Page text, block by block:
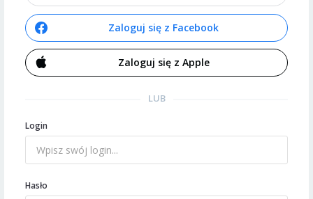
Zaloguj się z Facebook
Zaloguj się z Apple
LUB
Login
Hasło